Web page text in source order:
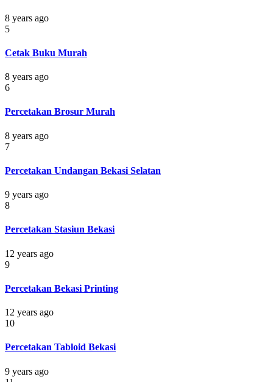
8 years ago
5
Cetak Buku Murah
8 years ago
6
Percetakan Brosur Murah
8 years ago
7
Percetakan Undangan Bekasi Selatan
9 years ago
8
Percetakan Stasiun Bekasi
12 years ago
9
Percetakan Bekasi Printing
12 years ago
10
Percetakan Tabloid Bekasi
9 years ago